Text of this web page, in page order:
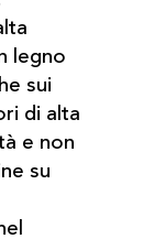
legno
sui
di alta
e non
su